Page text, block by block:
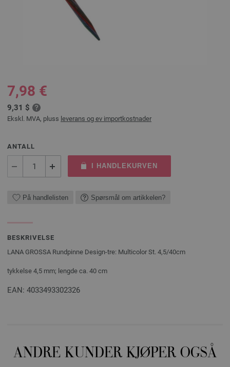
7,98 €
9,31 $
Ekskl. MVA, pluss leverans og ev importkostnader
ANTALL
I HANDLEKURVEN
På handlelisten Spørsmål om artikkelen?
BESKRIVELSE
LANA GROSSA Rundpinne Design-tre: Multicolor St. 4,5/40cm
tykkelse 4,5 mm; lengde ca. 40 cm
EAN: 4033493302326
ANDRE KUNDER KJØPER OGSÅ